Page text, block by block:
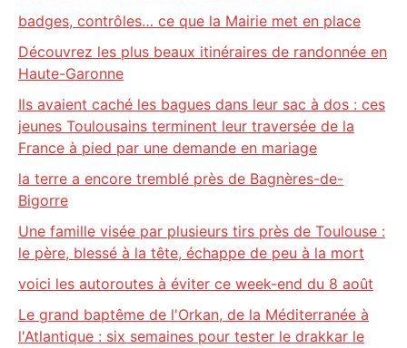
badges, contrôles… ce que la Mairie met en place
Découvrez les plus beaux itinéraires de randonnée en
Haute-Garonne
Ils avaient caché les bagues dans leur sac à dos : ces
jeunes Toulousains terminent leur traversée de la
France à pied par une demande en mariage
la terre a encore tremblé près de Bagnères-de-
Bigorre
Une famille visée par plusieurs tirs près de Toulouse :
le père, blessé à la tête, échappe de peu à la mort
voici les autoroutes à éviter ce week-end du 8 août
Le grand baptême de l'Orkan, de la Méditerranée à
l'Atlantique : six semaines pour tester le drakkar le